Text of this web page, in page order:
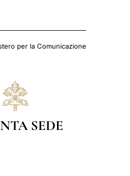
per la Comunicazione
SEDE